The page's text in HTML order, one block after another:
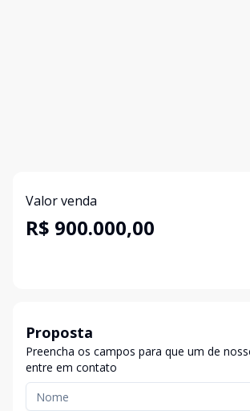
Valor venda
R$ 900.000,00
Proposta
Preencha os campos para que um de
entre em contato